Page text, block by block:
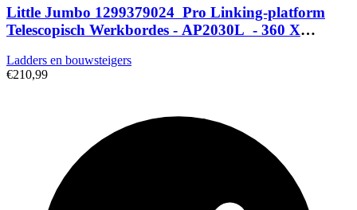
Little Jumbo 1299379024 Pro Linking-platform
Telescopisch Werkbordes - AP2030L - 360 X
Ladders en bouwsteigers
€210,99